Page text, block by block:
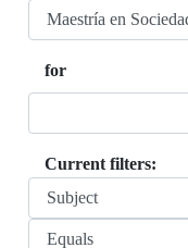
for
Current filters: